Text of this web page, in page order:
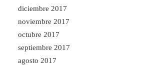
diciembre 2017
noviembre 2017
octubre 2017
septiembre 2017
agosto 2017